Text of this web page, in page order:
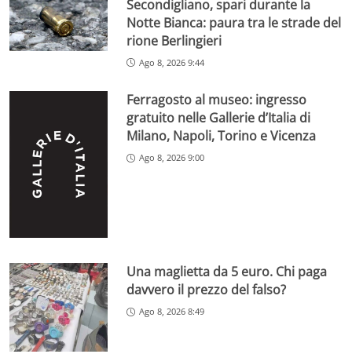
Secondigliano, spari durante la
Notte Bianca: paura tra le strade del
rione Berlingieri
Ago 8, 2026 9:44
Ferragosto al museo: ingresso
gratuito nelle Gallerie d’Italia di
Milano, Napoli, Torino e Vicenza
Ago 8, 2026 9:00
Una maglietta da 5 euro. Chi paga
davvero il prezzo del falso?
Ago 8, 2026 8:49